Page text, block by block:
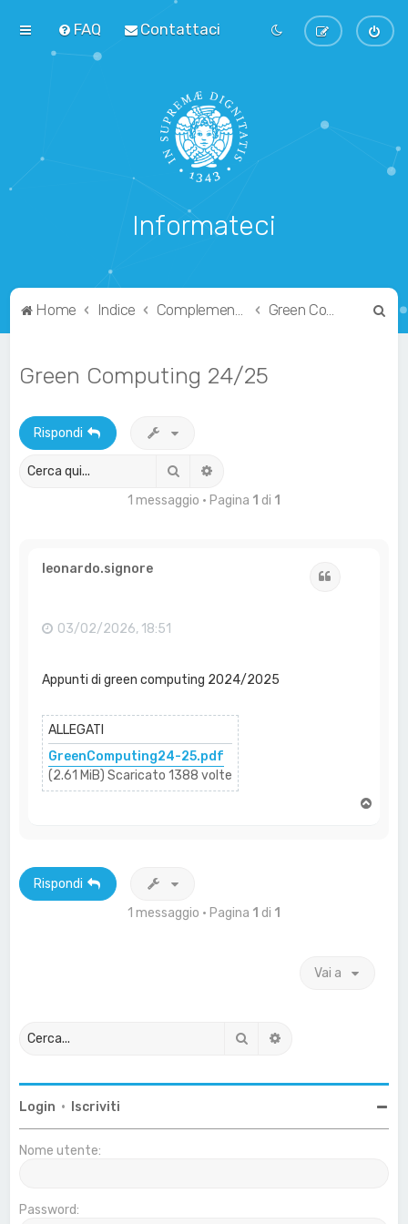
FAQ Contattaci
Informateci
Home Indice Complementari Green Computing
Green Computing 24/25
Rispondi
Cerca
1 messaggio • Pagina 1 di 1
leonardo.signore
03/02/2026, 18:51
Appunti di green computing 2024/2025
ALLEGATI
GreenComputing24-25.pdf
(2.61 MiB) Scaricato 1388 volte
Rispondi
1 messaggio • Pagina 1 di 1
Vai a
Cerca
Login • Iscriviti
Nome utente:
Password: